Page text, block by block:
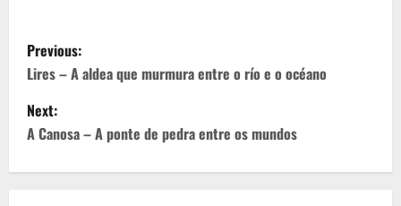
P
o
s
t
n
Previous:
Lires – A aldea que murmura entre o río e o océano
Next:
A Canosa – A ponte de pedra entre os mundos